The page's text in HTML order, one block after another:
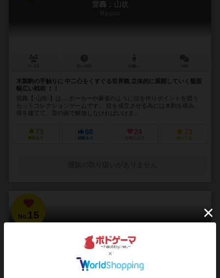
雷轟：山吹
Raigou
木製駒の手触りに 中二心をくすぐる世界観 立体的に展開していく盤面
幅広い戦術 ！！
雷轟【-山吹-】は… ポーカーや麻雀のように役を作りポイントを競う
セットコレクションゲームです。 役を成立させる為には木駒を積み、
塔を建てて、雷の術で解放しなければいけま...
73
興味あり
68
経験あり
24
お気に入り
73
持ってる
No.15
Bloodborne: The Card Game